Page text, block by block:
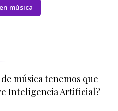
música
música tenemos que
Inteligencia Artificial?